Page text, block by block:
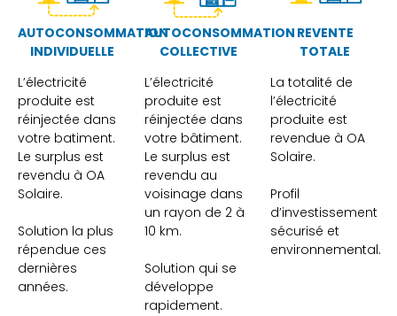
AUTOCONSOMMATION
INDIVIDUELLE
L’électricité
produite est
réinjectée dans
votre batiment.
Le surplus est
revendu à OA
Solaire.
Solution la plus
répendue ces
dernières
années.
AUTOCONSOMMATION
COLLECTIVE
L’électricité
produite est
réinjectée dans
votre bâtiment.
Le surplus est
revendu au
voisinage dans
un rayon de 2 à
10 km.
Solution qui se
développe
rapidement.
REVENTE
TOTALE
La totalité de
l’électricité
produite est
revendue à OA
Solaire.
Profil
d’investissement
sécurisé et
environnemental.